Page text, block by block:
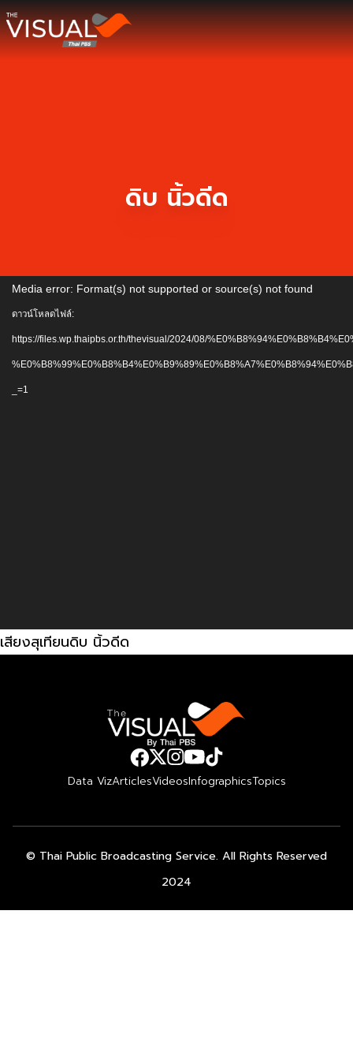
ข้ามไปยังเนื้อหา
ดิบ นิ้วดีด
ตัว
เล่น
ไฟล์
วิดีโอ
Media error: Format(s) not supported or source(s) not found
ดาวน์โหลดไฟล์:
https://files.wp.thaipbs.or.th/thevisual/2024/08/
_=1
เสียงสุเทียนดิบ นิ้วดีด
Data VizArticlesVideosInfographicsTopics
© Thai Public Broadcasting Service. All Rights Reserved
2024